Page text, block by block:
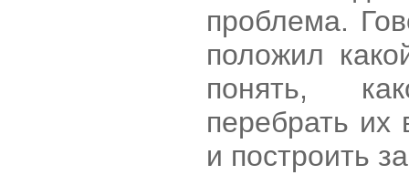
проблема.
положил
понять,
перебрать
и построить